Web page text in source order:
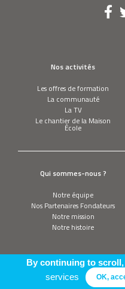
Nos activités
Les offres de formation
La communauté
La TV
Le chantier de la Maison
École
Qui sommes-nous ?
Notre équipe
Nos Partenaires Fondateurs
Notre mission
Notre histoire
By continuing to scroll,
services
OK,